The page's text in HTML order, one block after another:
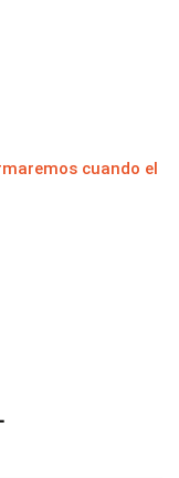
cuando el